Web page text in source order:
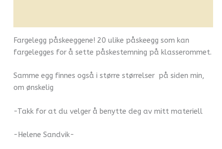
Fargelegg påskeeggene! 20 ulike påskeegg som kan
fargelegges for å sette påskestemning på klasserommet.
Samme egg finnes også i større størrelser på siden min,
om ønskelig
-Takk for at du velger å benytte deg av mitt materiell
-Helene Sandvik-